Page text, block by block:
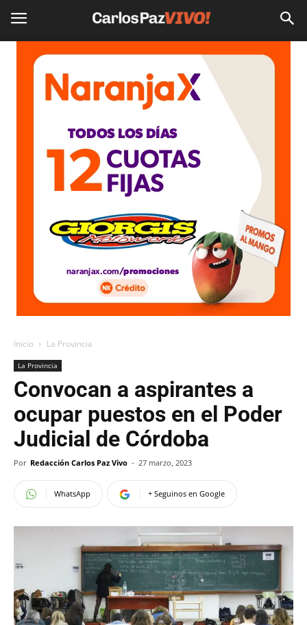
Inicio La Provincia
La Provincia
Convocan a aspirantes a
ocupar puestos en el Poder
Judicial de Córdoba
Por Redacción Carlos Paz Vivo - 27 marzo, 2023
WhatsApp + Seguinos en Google